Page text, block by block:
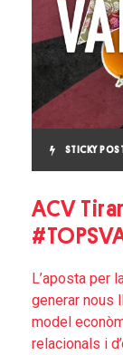
STICKY
ACV
L’aposta per
generar nous
model
relacionals i